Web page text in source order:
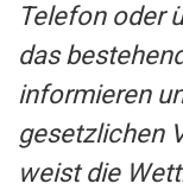
Telefon oder
das
informieren
gesetzlichen
weist die